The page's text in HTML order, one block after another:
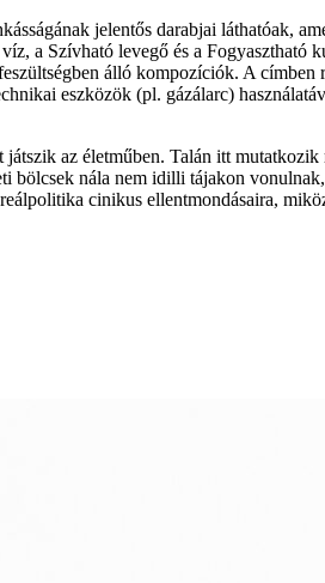
jelentős darabjai láthatóak,
a Szívható levegő és a
álló kompozíciók. A
eszközök (pl. gázálarc)
az életműben. Talán itt
bölcsek nála nem idilli tájakon
cinikus ellentmondásaira,